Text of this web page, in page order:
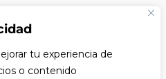
tu experiencia de
o contenido
confianza y pasión por los
no es solo nuestra
razón de ser.